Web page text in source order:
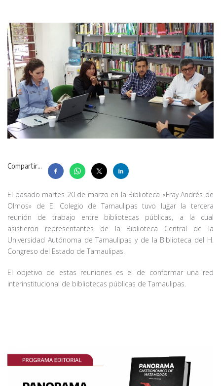
Compartir...
El pasado martes 20 de marzo en la Biblioteca «Fray Andrés de
Olmos» de El Colegio de Tamaulipas tuvo lugar la tercera
reunión de trabajo entre bibliotecas públicas, a la cual
asistieron representantes de la Biblioteca Central de la
Universidad Autónoma de Tamaulipas y de la Biblioteca del H.
Congreso del Estado de Tamaulipas.
El objetivo de estas reuniones es el de conformar una red
interinstitucional de bibliotecas públicas de Tamaulipas.